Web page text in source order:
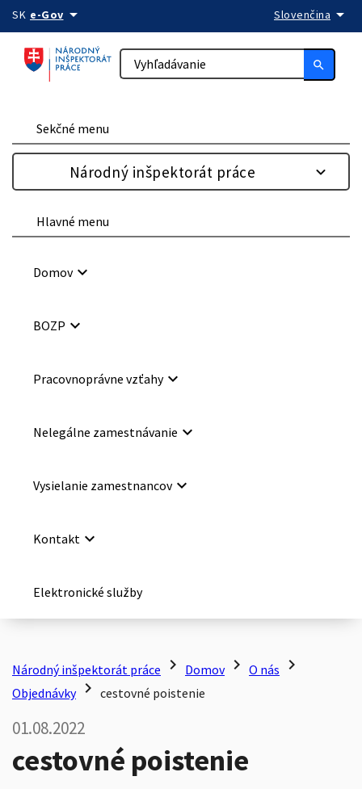
Preskočiť na obsah
SK e-Govarrow_drop_down Slovenčina arrow_drop_down
search
Sekčné menu
Národný inšpektorát práce
Hlavné menu
Domovkeyboard_arrow_down
BOZP keyboard_arrow_down
Pracovnoprávne vzťahykeyboard_arrow_down
Nelegálne zamestnávanie keyboard_arrow_down
Vysielanie zamestnancovkeyboard_arrow_down
Kontakt keyboard_arrow_down
Elektronické služby
Národný inšpektorát práce chevron_right Domov chevron_right O nás chevron_right
Objednávky chevron_right cestovné poistenie
01.08.2022
cestovné poistenie